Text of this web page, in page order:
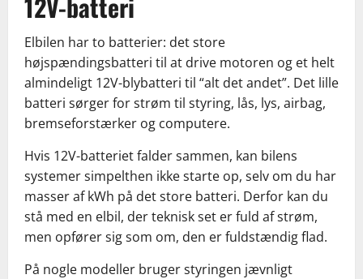
Elbilen har to batterier: det store
højspændingsbatteri til at drive motoren og et helt
almindeligt 12V-blybatteri til “alt det andet”. Det lille
batteri sørger for strøm til styring, lås, lys, airbag,
bremseforstærker og computere.
Hvis 12V-batteriet falder sammen, kan bilens
systemer simpelthen ikke starte op, selv om du har
masser af kWh på det store batteri. Derfor kan du
stå med en elbil, der teknisk set er fuld af strøm,
men opfører sig som om, den er fuldstændig flad.
På nogle modeller bruger styringen jævnligt